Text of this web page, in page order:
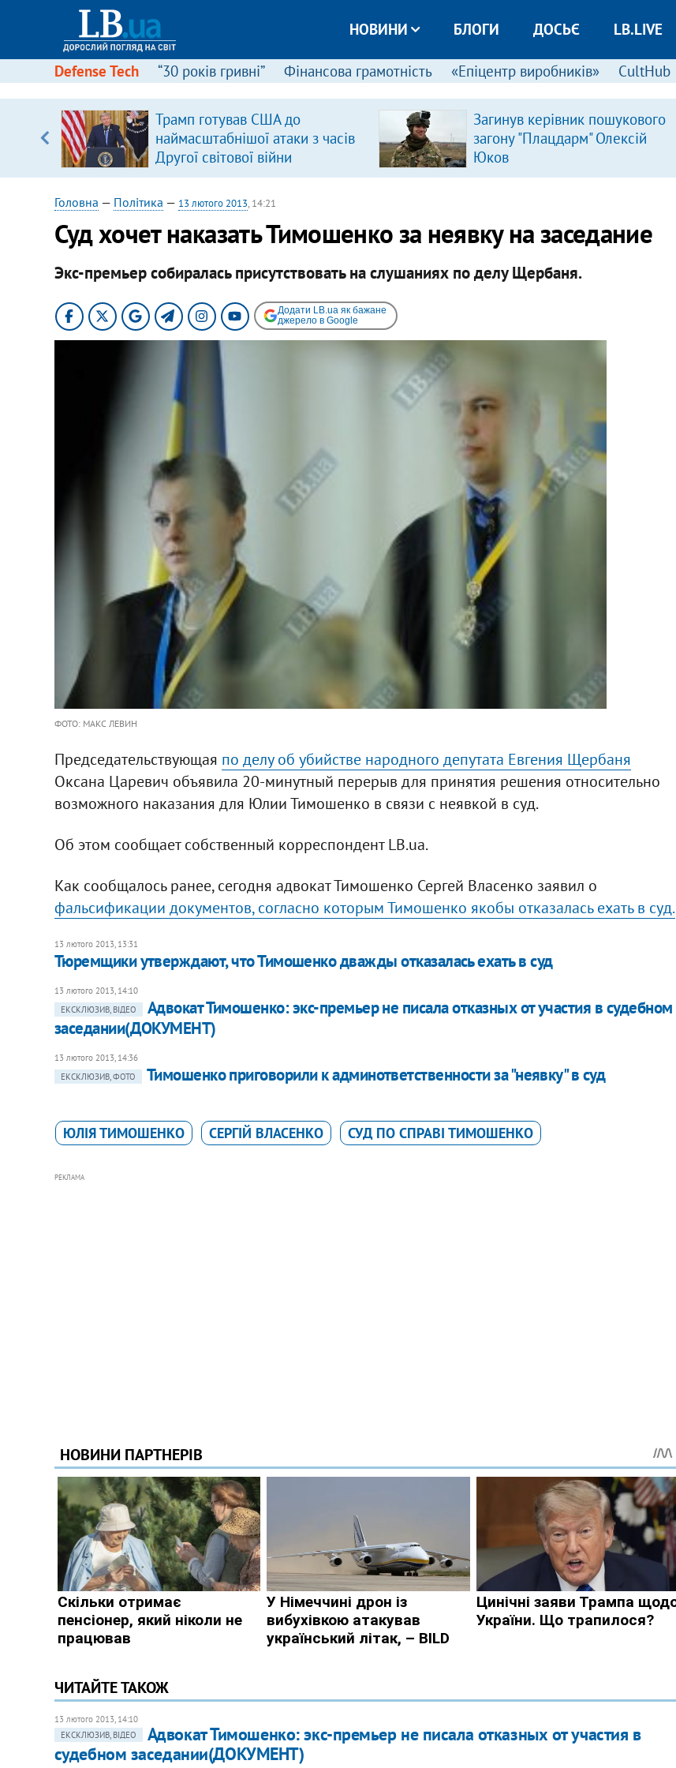
НОВИНИ БЛОГИ ДОСЬЄ LB.LIVE
Defense Tech “30 років гривні” Фінансова грамотність «Епіцентр виробників» CultHub
Трамп готував США до
наймасштабнішої атаки з часів
Другої світової війни
Загинув керівник пошукового
загону "Плацдарм" Олексій
Юков
Головна — Політика — 13 лютого 2013, 14:21
Суд хочет наказать Тимошенко за неявку на заседание
Экс-премьер собиралась присутствовать на слушаниях по делу Щербаня.
Додати LB.ua як бажане
джерело в Google
ФОТО: МАКС ЛЕВИН
Председательствующая по делу об убийстве народного депутата Евгения Щербаня
Оксана Царевич объявила 20-минутный перерыв для принятия решения относительно
возможного наказания для Юлии Тимошенко в связи с неявкой в суд.
Об этом сообщает собственный корреспондент LB.ua.
Как сообщалось ранее, сегодня адвокат Тимошенко Сергей Власенко заявил о
фальсификации документов, согласно которым Тимошенко якобы отказалась ехать в суд.
13 лютого 2013, 13:31
Тюремщики утверждают, что Тимошенко дважды отказалась ехать в суд
13 лютого 2013, 14:10
ЕКСКЛЮЗИВ, ВІДЕО
Адвокат Тимошенко: экс-премьер не писала отказных от участия в судебном
заседании(ДОКУМЕНТ)
13 лютого 2013, 14:36
ЕКСКЛЮЗИВ, ФОТО
Тимошенко приговорили к админответственности за "неявку" в суд
ЮЛІЯ ТИМОШЕНКО СЕРГІЙ ВЛАСЕНКО СУД ПО СПРАВІ ТИМОШЕНКО
РЕКЛАМА
ЧИТАЙТЕ ТАКОЖ
13 лютого 2013, 14:10
ЕКСКЛЮЗИВ, ВІДЕО
Адвокат Тимошенко: экс-премьер не писала отказных от участия в
судебном заседании(ДОКУМЕНТ)